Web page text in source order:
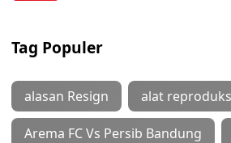
Tag Populer
alasan Resign alat
Arema FC Vs Persib Bandung